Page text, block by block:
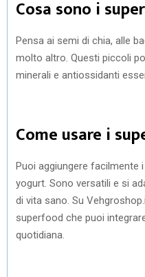
Cosa sono i
Pensa ai semi di chia, alle
molto altro. Questi piccoli
minerali e antiossidanti
Come usare i
Puoi aggiungere facilmente
yogurt. Sono versatili e si
di vita sano. Su
superfood che puoi
quotidiana.